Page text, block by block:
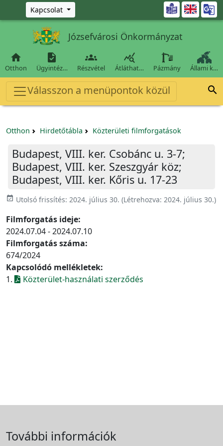
Ugrás a fő tartalomra
Kapcsolat 
Józsefvárosi Önkormányzat

Otthon

Ügyintéz…

Részvétel

Átláthat… Pázmány Állami k…
Válasszon a menüpontok közül 
Otthon Hirdetőtábla Közterületi filmforgatások
Budapest, VIII. ker. Csobánc u. 3-7;
Budapest, VIII. ker. Szeszgyár köz;
Budapest, VIII. ker. Kőris u. 17-23
event_available Utolsó frissítés: 2024. július 30. (Létrehozva: 2024. július 30.)
Filmforgatás ideje:
2024.07.04 - 2024.07.10
Filmforgatás száma:
674/2024
Kapcsolódó mellékletek:
1.
Közterület-használati szerződés
További információk